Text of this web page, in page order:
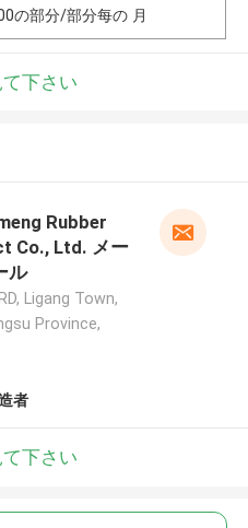
の部分/部分每の 月
下さい
Rubber
Co., Ltd. メー
ル
Ligang Town,
Province,
者
下さい